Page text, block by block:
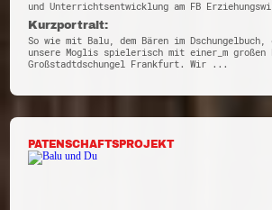
und Unterrichtsentwicklung am FB
Kurzportrait:
So wie mit Balu, dem Bären im Dschungelbuch,
unsere Moglis spielerisch mit einer_m
Großstadtdschungel Frankfurt. Wir ...
PATENSCHAFTSPROJEKT